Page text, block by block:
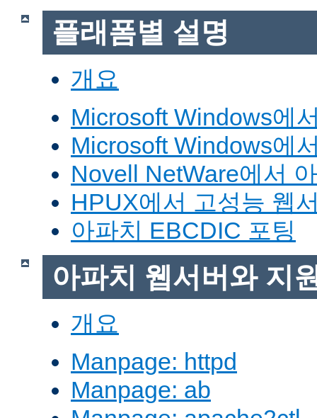
플래폼별 설명
개요
Microsoft Windows에
Microsoft Windows에
Novell NetWare에서
HPUX에서 고성능 웹
아파치 EBCDIC 포팅
아파치 웹서버와 지
개요
Manpage: httpd
Manpage: ab